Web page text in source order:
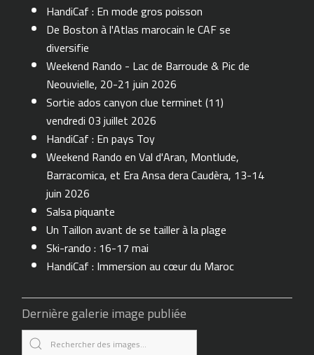
HandiCaf : En mode gros poisson
De Boston à l'Atlas marocain le CAF se
diversifie
Weekend Rando - Lac de Barroude & Pic de
Neouvielle, 20-21 juin 2026
Sortie ados canyon clue terminet (11)
vendredi 03 juillet 2026
HandiCaf : En pays Toy
Weekend Rando en Val d'Aran, Montlude,
Barracomica, et Era Ansa dera Caudèra, 13-14
juin 2026
Salsa piquante
Un Taillon avant de se tailler à la plage
Ski-rando : 16-17 mai
HandiCaf : Immersion au cœur du Maroc
Dernière galerie image publiée